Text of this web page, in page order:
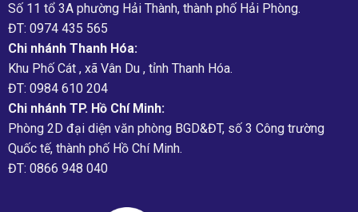
Số 11 tổ 3A phường Hải Thành, thành phố Hải Phòng.
ĐT: 0974 435 565
Chi nhánh Thanh Hóa:
Khu Phố Cát , xã Vân Du , tỉnh Thanh Hóa.
ĐT: 0984 610 204
Chi nhánh TP. Hồ Chí Minh:
Phòng 2D đại diện văn phòng BGD&ĐT, số 3 Công trường
Quốc tế, thành phố Hồ Chí Minh.
ĐT: 0866 948 040